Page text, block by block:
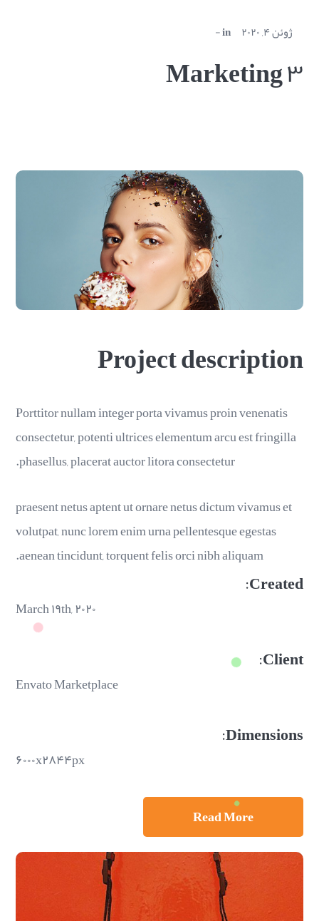
ژوئن ۴, ۲۰۲۰ in
Marketing ۳
Project description
Porttitor nullam integer porta vivamus proin venenatis
consectetur, potenti ultrices elementum arcu est fringilla
phasellus, placerat auctor litora consectetur.
praesent netus aptent ut ornare netus dictum vivamus et
volutpat, nunc lorem enim urna pellentesque egestas
aenean tincidunt, torquent felis orci nibh aliquam.
Created:
March ۱۹th, ۲۰۲۰
Client:
Envato Marketplace
Dimensions:
۶۰۰۰x۲۸۴۴px
Read More